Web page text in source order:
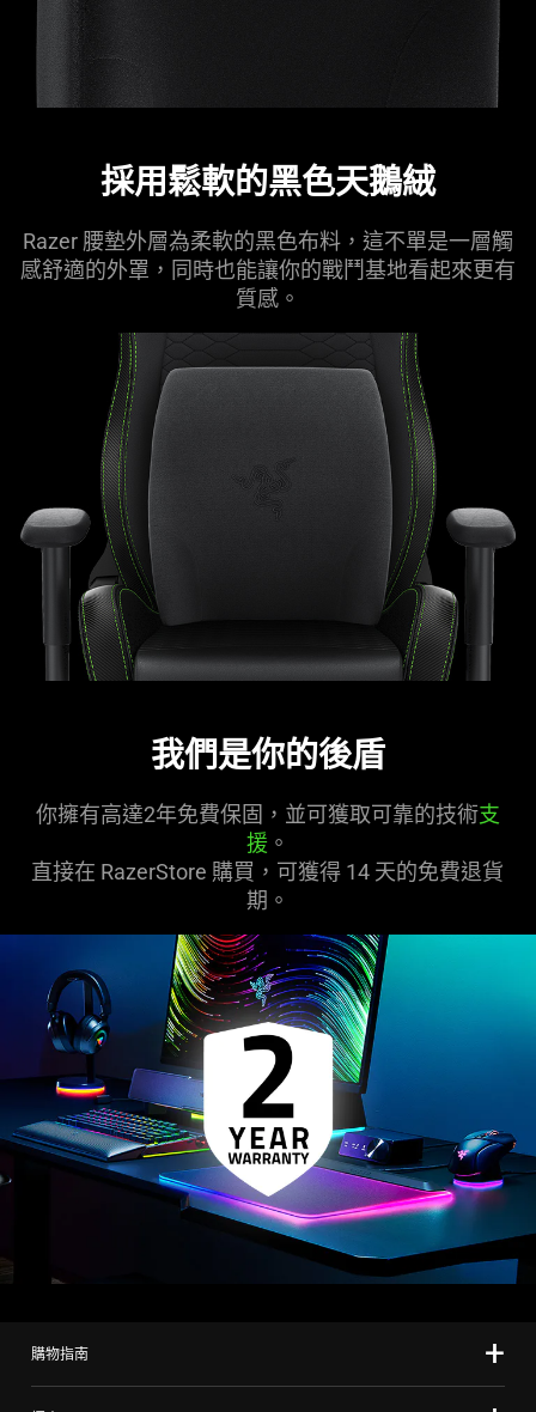
採用鬆軟的黑色天鵝絨
Razer 腰墊外層為柔軟的黑色布料，這不單是一層觸
感舒適的外罩，同時也能讓你的戰鬥基地看起來更有
質感。
我們是你的後盾
你擁有高達2年免費保固，並可獲取可靠的技術支
援。
直接在 RazerStore 購買，可獲得 14 天的免費退貨
期。
購物指南